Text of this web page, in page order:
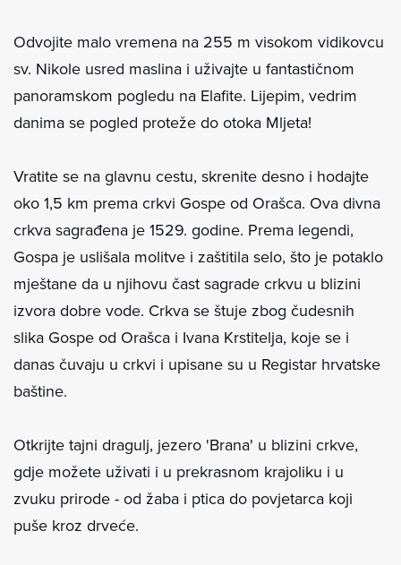
Odvojite malo vremena na 255 m visokom vidikovcu
sv. Nikole usred maslina i uživajte u fantastičnom
panoramskom pogledu na Elafite. Lijepim, vedrim
danima se pogled proteže do otoka Mljeta!
Vratite se na glavnu cestu, skrenite desno i hodajte
oko 1,5 km prema crkvi Gospe od Orašca. Ova divna
crkva sagrađena je 1529. godine. Prema legendi,
Gospa je uslišala molitve i zaštitila selo, što je potaklo
mještane da u njihovu čast sagrade crkvu u blizini
izvora dobre vode. Crkva se štuje zbog čudesnih
slika Gospe od Orašca i Ivana Krstitelja, koje se i
danas čuvaju u crkvi i upisane su u Registar hrvatske
baštine.
Otkrijte tajni dragulj, jezero 'Brana' u blizini crkve,
gdje možete uživati ​​i u prekrasnom krajoliku i u
zvuku prirode - od žaba i ptica do povjetarca koji
puše kroz drveće.